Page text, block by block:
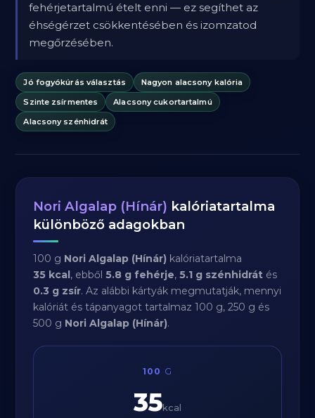
fehérjetartalmú ételt enni — ez segíthet az
éhségérzet csökkentésében és izomzatod
megőrzésében.
Jó fogyókúrás választás
Nagyon alacsony kalória
Szinte zsírmentes
Alacsony cukortartalmú
Alacsony szénhidrát
Nori Algalap (Hínár) kalóriatartalma
különböző adagokban
100 g Nori Algalap (Hínár) kalóriatartalma
35 kcal, ebből5.8 g fehérje,5.1 g szénhidrát és
0.3 g zsír. Az alábbi kártyák megmutatják, mennyi
kalóriát és tápanyagot tartalmaz 100 g, 250 g és
500 g Nori Algalap (Hínár).
100 G
35kcal